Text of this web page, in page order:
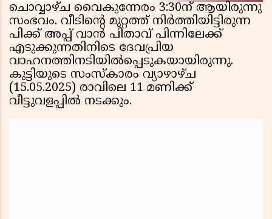
ചൊവ്വാഴ്ച വൈകുന്നേരം 3:30ന് ആയിരുന്നു
സംഭവം. വീടിൻ്റെ മുറ്റത്ത് നിർത്തിയിട്ടിരുന്ന
പിക്ക് അപ്പ് വാൻ പിതാവ് പിന്നിലേക്ക്
എടുക്കുന്നതിനിടെ ദേവപ്രിയ
വാഹനത്തിനടിയിൽപ്പെടുകയായിരുന്നു.
കുട്ടിയുടെ സംസ്കാരം വ്യാഴാഴ്ച
(15.05.2025) രാവിലെ 11 മണിക്ക്
വീട്ടുവളപ്പിൽ നടക്കും.